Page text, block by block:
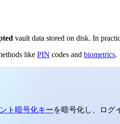
vault data stored on disk. In
like PIN codes and biometrics.
ト暗号化キーを暗号化し、ログ